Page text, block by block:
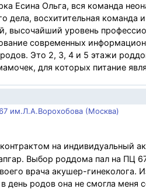
Есина Ольга, вся команда
дела, восхитительная команда
высочайший уровень
современных
Это 2, 3, 4 и 5 этажи
для которых питание
им.Л.А.Ворохобова (Москва)
на индивидуальный
Выбор роддома пал на ПЦ
врача акушер-гинеколога.
день родов она не смогла меня